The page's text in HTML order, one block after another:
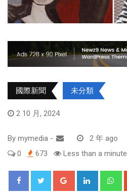
國際新聞 未分類
2 10 月, 2024
By mymedia -
2 年 ago
0
673 Less than a minute